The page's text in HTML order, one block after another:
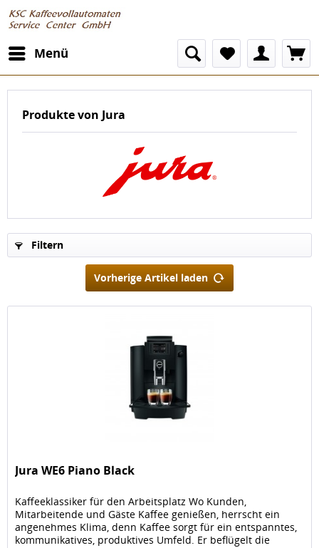
Menü
Produkte von Jura
Filtern
Vorherige Artikel laden
Jura WE6 Piano Black
Kaffeeklassiker für den Arbeitsplatz Wo Kunden,
Mitarbeitende und Gäste Kaffee genießen, herrscht ein
angenehmes Klima, denn Kaffee sorgt für ein entspanntes,
kommunikatives, produktives Umfeld. Er beflügelt die